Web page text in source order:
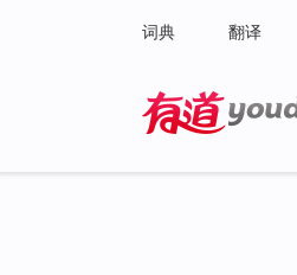
词典 翻译